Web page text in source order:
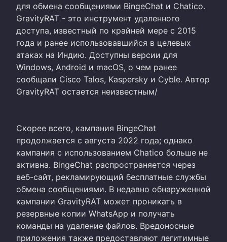
для обмена сообщениями BingeChat и Chatico.
GravityRAT - это инструмент удаленного
доступа, известный по крайней мере с 2015
года и ранее использовавшийся в целевых
атаках на Индию. Доступны версии для
Windows, Android и macOS, о чем ранее
сообщали Cisco Talos, Kaspersky и Cyble. Автор
GravityRAT остается неизвестным/
Скорее всего, кампания BingeChat
продолжается с августа 2022 года; однако
кампания с использованием Chatico больше не
активна. BingeChat распространяется через
веб-сайт, рекламирующий бесплатные службы
обмена сообщениями. В недавно обнаруженной
кампании GravityRAT может проникать в
резервные копии WhatsApp и получать
команды на удаление файлов. Вредоносные
приложения также предоставляют легитимные